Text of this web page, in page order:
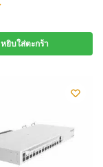
หยิบใส่ตะกร้า